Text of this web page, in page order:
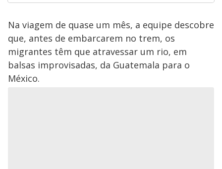
Na viagem de quase um mês, a equipe descobre
que, antes de embarcarem no trem, os
migrantes têm que atravessar um rio, em
balsas improvisadas, da Guatemala para o
México.